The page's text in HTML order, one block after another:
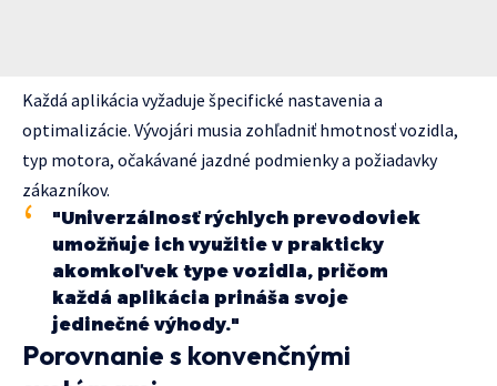
Každá aplikácia vyžaduje špecifické nastavenia a
optimalizácie. Vývojári musia zohľadniť hmotnosť vozidla,
typ motora, očakávané jazdné podmienky a požiadavky
zákazníkov.
"Univerzálnosť rýchlych prevodoviek
umožňuje ich využitie v prakticky
akomkoľvek type vozidla, pričom
každá aplikácia prináša svoje
jedinečné výhody."
Porovnanie s konvenčnými